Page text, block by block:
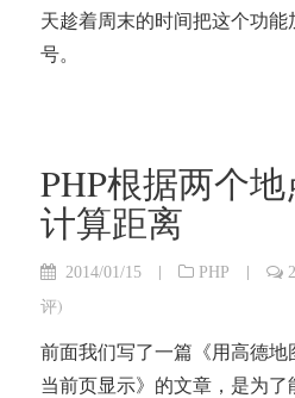
天趁着周末的时间把这个功
号。
PHP根据两个
计算距离
2014/01/15 | PHP |
评)
前面我们写了一篇《用高德
当前页显示》的文章，是为